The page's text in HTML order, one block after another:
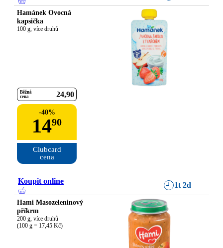
Hamánek Ovocná
kapsička
100 g, více druhů
Běžná
cena
24 90
-40%
1490
Clubcard
cena
Koupit online 1t 2d
Hami Masozeleninový
příkrm
200 g, více druhů
(100 g = 17,45 Kč)